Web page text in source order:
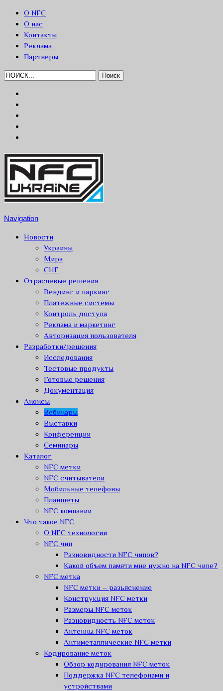
О NFC
О нас
Контакты
Реклама
Партнеры
Navigation
Новости
Украины
Мира
СНГ
Отраслевые решения
Вендинг и паркинг
Платежные системы
Контроль доступа
Реклама и маркетинг
Авторизация пользователя
Разработки/решения
Исследования
Тестовые продукты
Готовые решения
Документация
Анонсы
Вебинары
Выставки
Конференции
Семинары
Каталог
NFC метки
NFC считыватели
Мобильные телефоны
Планшеты
NFC компании
Что такое NFC
О NFC технологии
NFC чип
Разновидности NFC чипов?
Какой объем памяти мне нужно на NFC чипе?
NFC метка
NFC метки – разьяснение
Конструкция NFC метки
Размеры NFC меток
Разновидность NFC меток
Антенны NFC меток
Антиметаллические NFC метки
Кодирование меток
Обзор кодирования NFC меток
Поддержка NFC телефонами и
устройствами